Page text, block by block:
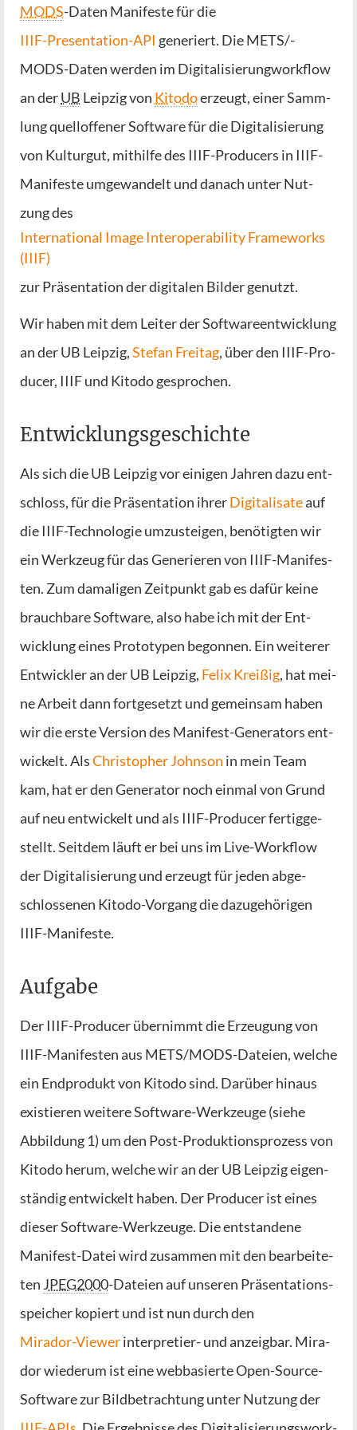
MODS-Daten Mani­fes­te für die
IIIF-Pre­sen­ta­ti­on-API gene­riert. Die METS/­
MODS-Daten wer­den im Digi­ta­li­sie­rung­work­flow
an derUB Leip­zig von Kito­doerzeugt, einer Samm­
lung quell­of­fe­ner Soft­ware für die Digi­ta­li­sie­rung
von Kul­tur­gut, mit­hil­fe des IIIF-Pro­du­cers in IIIF-
Mani­fes­te umge­wan­delt und danach unter Nut­
zung des
Inter­na­tio­nal Image Inter­ope­ra­bi­li­ty Frame­works
(IIIF)
zur Prä­sen­ta­ti­on der digi­ta­len Bil­der genutzt.
Wir haben mit dem Lei­ter der Soft­ware­ent­wick­lung
an der UB Leip­zig,Ste­fan Frei­tag, über den IIIF-Pro­
du­cer, IIIF und Kito­do gesprochen.
Entwicklungsgeschichte
Als sich die UB Leip­zig vor eini­gen Jah­ren dazu ent­
schloss, für die Prä­sen­ta­ti­on ihrerDigi­ta­li­sa­teauf
die IIIF-Tech­no­lo­gie umzu­stei­gen, benö­tig­ten wir
ein Werk­zeug für das Gene­rie­ren von IIIF-Mani­fes­
ten. Zum dama­li­gen Zeit­punkt gab es dafür kei­ne
brauch­ba­re Soft­ware, also habe ich mit der Ent­
wick­lung eines Pro­to­ty­pen begon­nen. Ein wei­te­rer
Ent­wick­ler an der UB Leip­zig, Felix Krei­ßig, hat mei­
ne Arbeit dann fort­ge­setzt und gemein­sam haben
wir die ers­te Ver­si­on des Mani­fest-Gene­ra­tors ent­
wi­ckelt. AlsChris­to­pher John­son in mein Team
kam, hat er den Gene­ra­tor noch ein­mal von Grund
auf neu ent­wi­ckelt und als IIIF-Pro­du­cer fer­tig­ge­
stellt. Seit­dem läuft er bei uns im Live-Work­flow
der Digi­ta­li­sie­rung und erzeugt für jeden abge­
schlos­se­nen Kito­do-Vor­gang die dazu­ge­hö­ri­gen
IIIF-Manifeste.
Aufgabe
Der IIIF-Pro­du­cer über­nimmt die Erzeu­gung von
IIIF-Mani­fes­ten aus METS/­MODS-Datei­en, wel­che
ein End­pro­dukt von Kito­do sind. Dar­über hin­aus
exis­tie­ren wei­te­re Soft­ware-Werk­zeu­ge (sie­he
Abbil­dung 1) um den Post-Pro­duk­ti­ons­pro­zess von
Kito­do her­um, wel­che wir an der UB Leip­zig eigen­
stän­dig ent­wi­ckelt haben. Der Pro­du­cer ist eines
die­ser Soft­ware-Werk­zeu­ge. Die ent­stan­de­ne
Mani­fest-Datei wird zusam­men mit den bear­bei­te­
ten JPEG2000-Datei­en auf unse­ren Prä­sen­ta­ti­ons­
spei­cher kopiert und ist nun durch den
Mira­dor-View­erinter­pre­tier- und anzeig­bar. Mira­
dor wie­der­um ist eine web­ba­sier­te Open-Source-
Soft­ware zur Bild­be­trach­tung unter Nut­zung der